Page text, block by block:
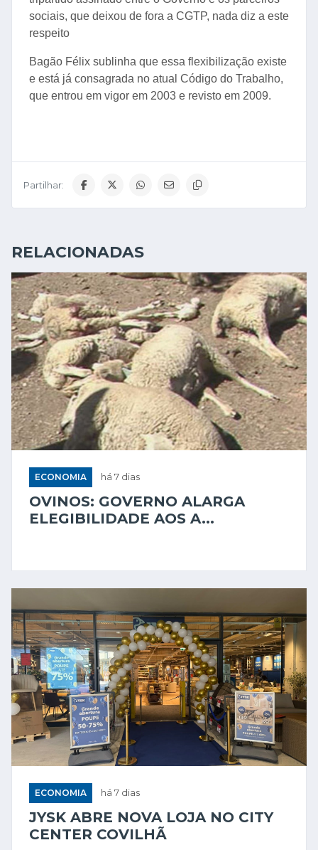
sociais, que deixou de fora a CGTP, nada diz a este
respeito
Bagão Félix sublinha que essa flexibilização existe
e está já consagrada no atual Código do Trabalho,
que entrou em vigor em 2003 e revisto em 2009.
Partilhar:
RELACIONADAS
ECONOMIA há 7 dias
OVINOS: GOVERNO ALARGA
ELEGIBILIDADE AOS A...
ECONOMIA há 7 dias
JYSK ABRE NOVA LOJA NO CITY
CENTER COVILHÃ